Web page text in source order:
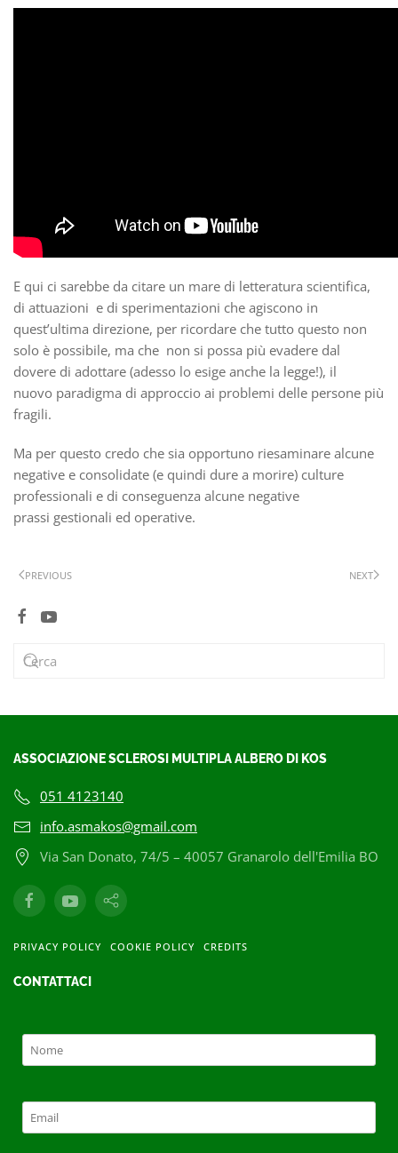
E qui ci sarebbe da citare un mare di letteratura scientifica,
di attuazioni e di sperimentazioni che agiscono in
quest’ultima direzione, per ricordare che tutto questo non
solo è possibile, ma che non si possa più evadere dal
dovere di adottare (adesso lo esige anche la legge!), il
nuovo paradigma di approccio ai problemi delle persone più
fragili.
Ma per questo credo che sia opportuno riesaminare alcune
negative e consolidate (e quindi dure a morire) culture
professionali e di conseguenza alcune negative
prassi gestionali ed operative.
PREVIOUS NEXT
ASSOCIAZIONE SCLEROSI MULTIPLA ALBERO DI KOS
051 4123140
info.asmakos@gmail.com
Via San Donato, 74/5 – 40057 Granarolo dell'Emilia BO
PRIVACY POLICY COOKIE POLICY CREDITS
CONTATTACI